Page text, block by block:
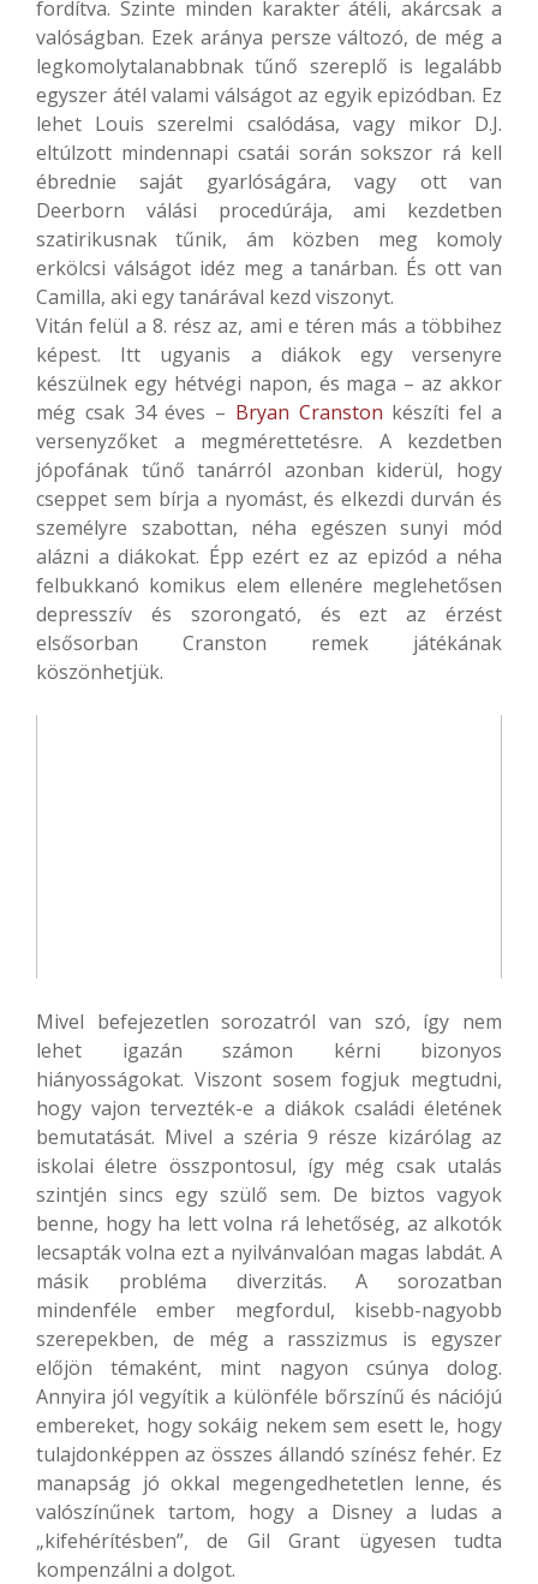
fordítva. Szinte minden karakter átéli, akárcsak a
valóságban. Ezek aránya persze változó, de még a
legkomolytalanabbnak tűnő szereplő is legalább
egyszer átél valami válságot az egyik epizódban. Ez
lehet Louis szerelmi csalódása, vagy mikor D.J.
eltúlzott mindennapi csatái során sokszor rá kell
ébrednie saját gyarlóságára, vagy ott van
Deerborn válási procedúrája, ami kezdetben
szatirikusnak tűnik, ám közben meg komoly
erkölcsi válságot idéz meg a tanárban. És ott van
Camilla, aki egy tanárával kezd viszonyt.
Vitán felül a 8. rész az, ami e téren más a többihez
képest. Itt ugyanis a diákok egy versenyre
készülnek egy hétvégi napon, és maga – az akkor
még csak 34 éves – Bryan Cranston készíti fel a
versenyzőket a megmérettetésre. A kezdetben
jópofának tűnő tanárról azonban kiderül, hogy
cseppet sem bírja a nyomást, és elkezdi durván és
személyre szabottan, néha egészen sunyi mód
alázni a diákokat. Épp ezért ez az epizód a néha
felbukkanó komikus elem ellenére meglehetősen
depresszív és szorongató, és ezt az érzést
elsősorban Cranston remek játékának
köszönhetjük.
Mivel befejezetlen sorozatról van szó, így nem
lehet igazán számon kérni bizonyos
hiányosságokat. Viszont sosem fogjuk megtudni,
hogy vajon tervezték-e a diákok családi életének
bemutatását. Mivel a széria 9 része kizárólag az
iskolai életre összpontosul, így még csak utalás
szintjén sincs egy szülő sem. De biztos vagyok
benne, hogy ha lett volna rá lehetőség, az alkotók
lecsapták volna ezt a nyilvánvalóan magas labdát. A
másik probléma diverzitás. A sorozatban
mindenféle ember megfordul, kisebb-nagyobb
szerepekben, de még a rasszizmus is egyszer
előjön témaként, mint nagyon csúnya dolog.
Annyira jól vegyítik a különféle bőrszínű és nációjú
embereket, hogy sokáig nekem sem esett le, hogy
tulajdonképpen az összes állandó színész fehér. Ez
manapság jó okkal megengedhetetlen lenne, és
valószínűnek tartom, hogy a Disney a ludas a
„kifehérítésben”, de Gil Grant ügyesen tudta
kompenzálni a dolgot.